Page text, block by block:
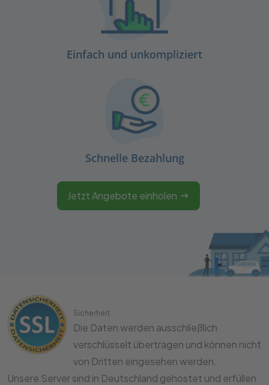
Einfach und unkompliziert
Schnelle Bezahlung
Jetzt Angebote einholen
Sicherheit
Die Daten werden ausschließlich
verschlüsselt übertragen und können nicht
von Dritten eingesehen werden.
Unsere Server sind in Deutschland gehostet und erfüllen